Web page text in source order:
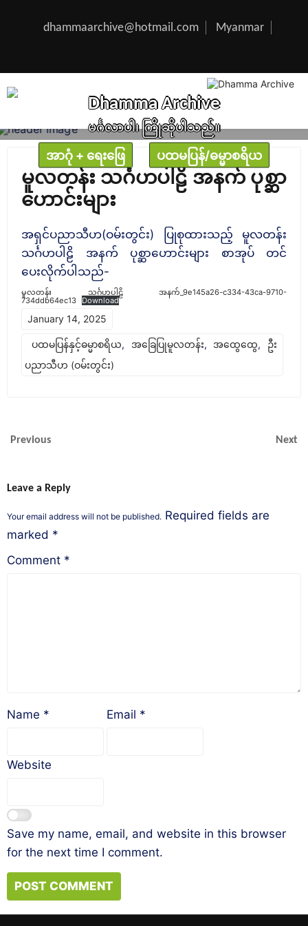
dhammaarchive@hotmail.com Myanmar
Dhamma Archive
မင်္ဂလာပါ၊ ကြိုဆိုပါသည်။
အာဂုံ + ရေးဖြေ ပထမပြန်/ဓမ္မာစရိယ
မူလတန်း သင်္ဂဟပါဠိ အနက် ပုစ္ဆာ
ဟောင်းများ
အရှင်ပညာသီဟ(ဝမ်းတွင်း) ပြုစုထားသည့် မူလတန်း
သင်္ဂဟပါဠိ အနက် ပုစ္ဆာဟောင်းများ စာအုပ် တင်
ပေးလိုက်ပါသည်-
မူလတန်း သင်္ဂဟပါဠိ အနက်_9e145a26-c334-43ca-9710-
734ddb64ec13
Download
January 14, 2025
ပထမပြန်နှင့်ဓမ္မာစရိယ, အခြေပြုမူလတန်း, အထွေထွေ, ဦး
ပညာသီဟ (ဝမ်းတွင်း)
Previous Next
Leave a Reply
Your email address will not be published. Required fields are
marked *
Comment *
Name * Email *
Website
Save my name, email, and website in this browser
for the next time I comment.